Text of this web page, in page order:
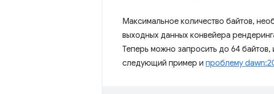
Максимальное количество байтов,
выходных данных конвейера
Теперь можно запросить до 64 байтов,
следующий пример и проблему